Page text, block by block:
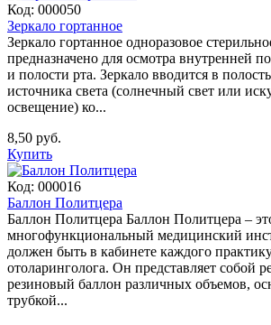
Код: 000050
Зеркало гортанное
Зеркало гортанное одноразовое
предназначено для осмотра внутренней
и полости рта. Зеркало вводится в
источника света (солнечный свет или
освещение) ко...
8,50 руб.
Купить
Код: 000016
Баллон Политцера
Баллон Политцера Баллон Политцера –
многофункциональный медицинский
должен быть в кабинете каждого
отоларинголога. Он представляет собой
резиновый баллон различных объемов,
трубкой...